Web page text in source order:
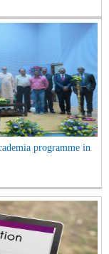
programme in